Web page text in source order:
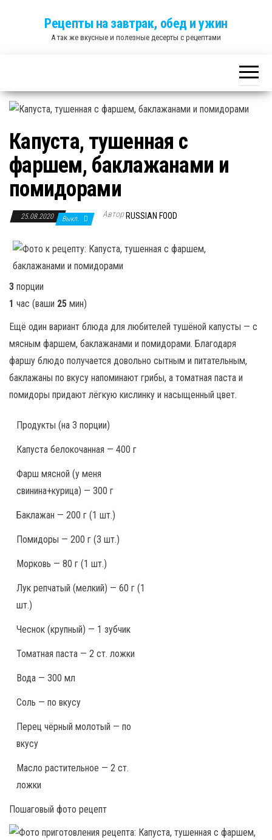
Рецепты на завтрак, обед и ужин
А так же вкусные и полезные десерты с рецептами
Капуста, тушенная с
фаршем, баклажанами и
помидорами
25.08.2020 Выкл. Автор RUSSIAN FOOD
3 порции
1 час (ваши 25 мин)
Ещё один вариант блюда для любителей тушёной капусты — с
мясным фаршем, баклажанами и помидорами. Благодаря
фаршу блюдо получается довольно сытным и питательным,
баклажаны по вкусу напоминают грибы, а томатная паста и
помидоры придают лёгкую кислинку и насыщенный цвет.
Продукты (на 3 порции)
Капуста белокочанная — 400 г
Фарш мясной (у меня
свинина+курица) — 300 г
Баклажан — 200 г (1 шт.)
Помидоры — 200 г (3 шт.)
Морковь — 80 г (1 шт.)
Лук репчатый (мелкий) — 60 г (1
шт.)
Чеснок (крупный) — 1 зубчик
Томатная паста — 2 ст. ложки
Вода — 300 мл
Соль — по вкусу
Перец чёрный молотый — по
вкусу
Масло растительное — 2 ст.
ложки
Пошаговый фото рецепт